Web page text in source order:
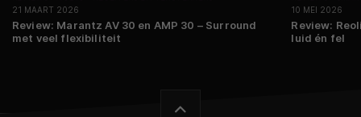
21 MAART 2026
Review: Marantz AV 30 en AMP 30 – Surround
met veel flexibiliteit
10 MEI 2026
Review:
luid én fel